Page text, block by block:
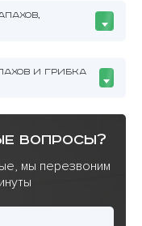
И ГРИБКА
вопросы?
мы перезвоним